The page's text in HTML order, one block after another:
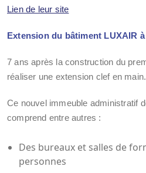
Lien de leur site
Extension du bâtiment LUXAIR
7 ans après la construction du
réaliser une extension clef en main.
Ce nouvel immeuble administratif
comprend entre autres :
Des bureaux et salles de
personnes